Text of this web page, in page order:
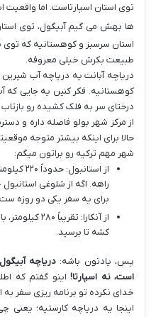
توی استان اسپارتاست. اما واقعیت
ها بهش می گیم آبیگول، توی
استان سرسبز و کوهستانیه که توی
طبیعت بکرش خیلی معروفه.
دریاچه آبانت یه دریاچه آب
کوهستانیه. فکر کنین یه جایی که
از مرکز شهر بولو فاصله داره
حالا برای اینکه بیشتر متوجه
شهر مهم ترکیه رو براتون میگم:
راهه. اگه از شلوغی
برای یه سفر یکی دو روزه
کشه تا برسید.
پس، یادتون باشه: دریاچه
است، نه اسپارتا! اینو گفتم که
خدای نکرده تو برنامه ریزی سفر به
اینجا یه دریاچه کارستیه؛